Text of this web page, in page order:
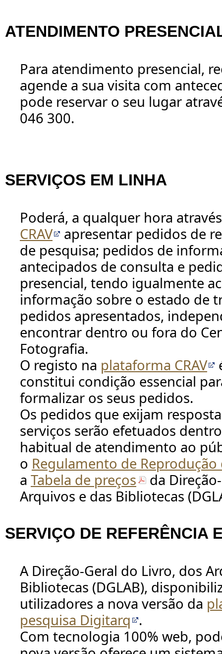
ATENDIMENTO
Para atendimento presencial,
agende a sua visita com
pode reservar o seu lugar
046 300.
SERVIÇOS EM LINHA
Poderá, a qualquer hora
CRAV
apresentar pedidos de
de pesquisa; pedidos de
antecipados de consulta e
presencial, tendo igualmente
informação sobre o estado de
pedidos apresentados,
encontrar dentro ou fora do
Fotografia.
O registo na plataforma CRAV
constitui condição essencial
formalizar os seus pedidos.
Os pedidos que exijam
serviços serão efetuados
habitual de atendimento ao
o Regulamento de
a Tabela de preços
da
Arquivos e das Bibliotecas
SERVIÇO DE REFERÊNCIA
A Direção-Geral do Livro, dos
Bibliotecas (DGLAB),
utilizadores a nova versão da
pesquisa Digitarq .
Com tecnologia 100% web,